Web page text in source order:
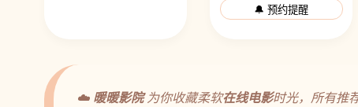
🔔 预约提醒
☁️ 暖暖影院为你收藏柔软在线电影时光，所有推